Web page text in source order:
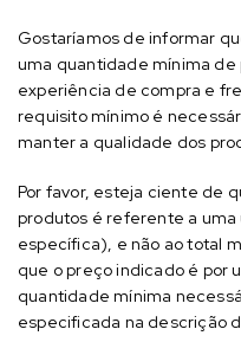
Gostaríamos de informar
uma quantidade mínima
experiência de compra e
requisito mínimo é
manter a qualidade dos
Por favor, esteja ciente de
produtos é referente a
específica), e não ao total
que o preço indicado é por
quantidade mínima
especificada na descrição